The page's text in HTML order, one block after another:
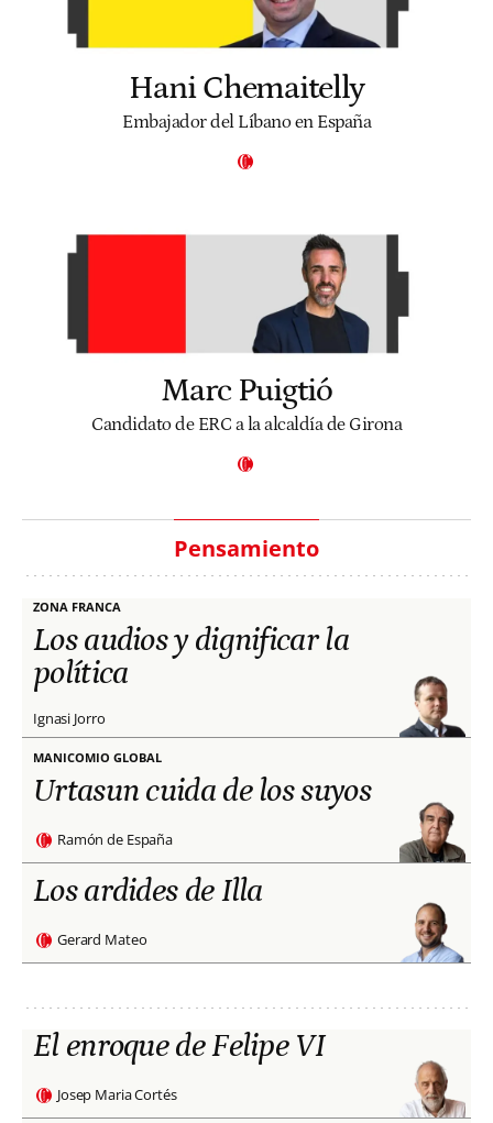
Hani Chemaitelly
Embajador del Líbano en España
Marc Puigtió
Candidato de ERC a la alcaldía de Girona
Pensamiento
ZONA FRANCA
Los audios y dignificar la
política
Ignasi Jorro
MANICOMIO GLOBAL
Urtasun cuida de los suyos
Ramón de España
Los ardides de Illa
Gerard Mateo
El enroque de Felipe VI
Josep Maria Cortés